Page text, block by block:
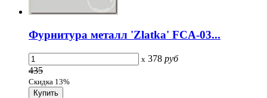
Фурнитура металл 'Zlatka' FCA-03...
x 378 руб
435
Скидка 13%